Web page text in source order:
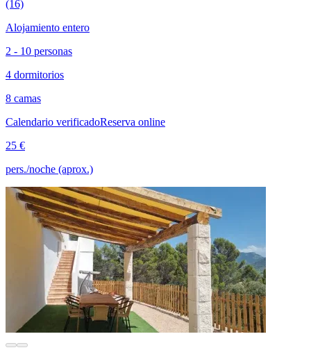
(16)
Alojamiento entero
2 - 10 personas
4 dormitorios
8 camas
Calendario verificadoReserva online
25 €
pers./noche (aprox.)